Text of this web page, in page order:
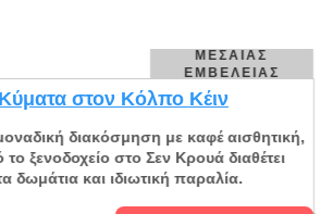
ΜΕΣΑΊΑΣ
ΕΜΒΈΛΕΙΑΣ
στον Κόλπο Κέιν
διακόσμηση με καφέ αισθητική,
το ξενοδοχείο στο Σεν Κρουά διαθέτει
δωμάτια και ιδιωτική παραλία.